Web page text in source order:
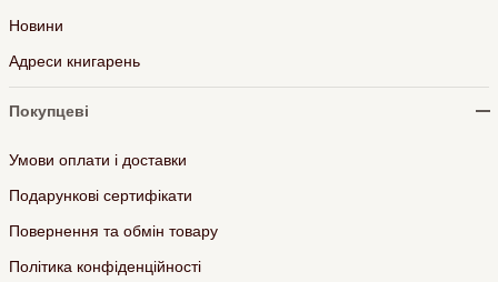
Новини
Адреси книгарень
Покупцеві
Умови оплати і доставки
Подарункові сертифікати
Повернення та обмін товару
Політика конфіденційності